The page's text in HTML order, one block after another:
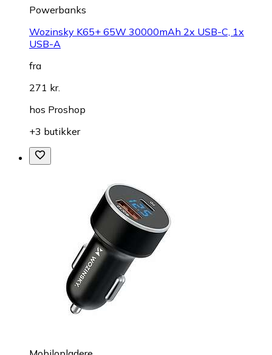
Powerbanks
Wozinsky K65+ 65W 30000mAh 2x USB-C, 1x
USB-A
fra
271 kr.
hos Proshop
+3 butikker